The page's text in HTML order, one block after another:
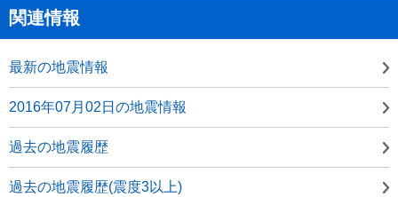
関連情報
最新の地震情報
2016年07月02日の地震情報
過去の地震履歴
過去の地震履歴(震度3以上)